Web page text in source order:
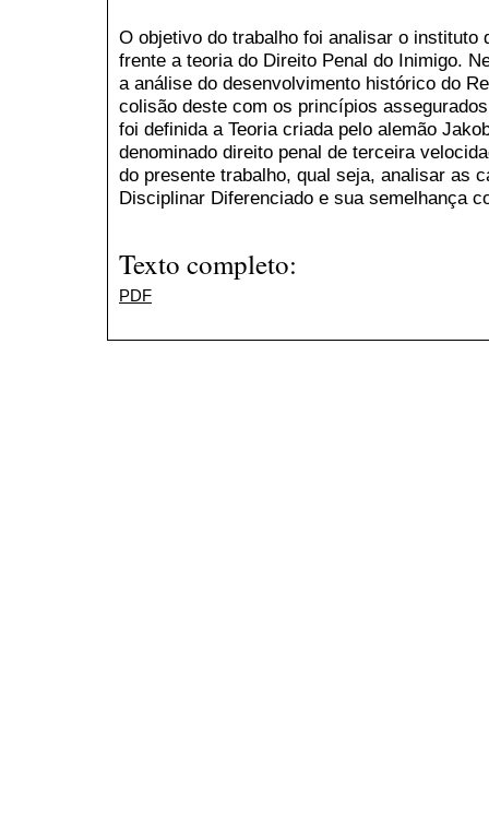
O objetivo do trabalho foi analisar o instituto
frente a teoria do Direito Penal do Inimigo.
a análise do desenvolvimento histórico do
colisão deste com os princípios
foi definida a Teoria criada pelo alemão
denominado direito penal de terceira
do presente trabalho, qual seja, analisar as
Disciplinar Diferenciado e sua semelhança
Texto completo:
PDF